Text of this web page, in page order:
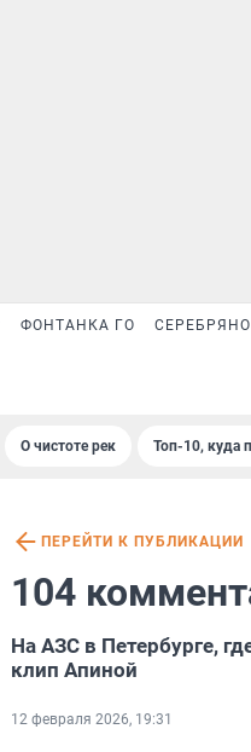
ФОНТАНКА ГО
О чистоте рек Топ-10, куда
ПЕРЕЙТИ К ПУБЛИКАЦИИ
104
На АЗС в Петербурге,
клип Апиной
12 февраля 2026, 19:31